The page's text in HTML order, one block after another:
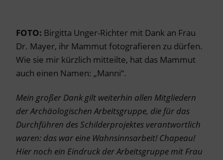
FOTO: Birgitta Unger-Richter mit Dank an Frau
Dr. Mayer, ihr Mammut fotografieren zu dürfen.
Wie sie mir kürzlich mitteilte, hat das Mammut
auch einen Namen: „Manni“.
Mein großer Dank gilt weiterhin allen Mitgliedern
der Archäologischen Arbeitsgruppe, die für das
Durchführen des Schilderprojektes verantwortlich
waren: das war eine Wahnsinnsarbeit! Chapeau!
Hier noch ein Eindruck der Arbeitsgruppe mit Frau